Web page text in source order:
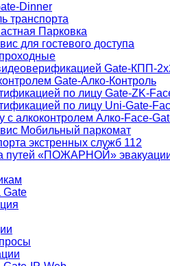
Dinner
транспорта
Парковка
для гостевого доступа
Gate-КПП-
Gate-Алко-Контроль
по лицу Gate-ZK-
по лицу Uni-Gate-
с алкоконтролем Алко-Face-
Мобильный паркомат
экстренных служб 112
путей «ПОЖАРНОЙ»
Gate